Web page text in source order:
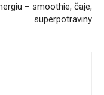
– smoothie, čaje,
superpotraviny